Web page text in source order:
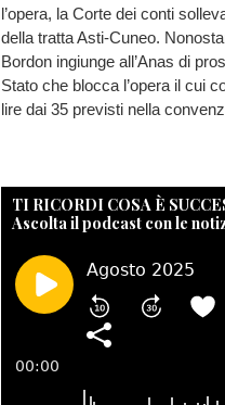
l’opera, la Corte dei conti
della tratta Asti-Cuneo.
Bordon ingiunge all’Anas di
Stato che blocca l’opera il cui
lire dai 35 previsti nella
TI RICORDI COSA È
Ascolta il podcast con le